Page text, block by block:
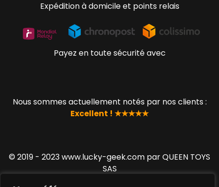
Expédition à domicile et points relais
Payez en toute sécurité avec
Nous sommes actuellement notés par nos clients :
Excellent ! ★★★★★
© 2019 - 2023 www.lucky-geek.com par QUEEN TOYS
SAS